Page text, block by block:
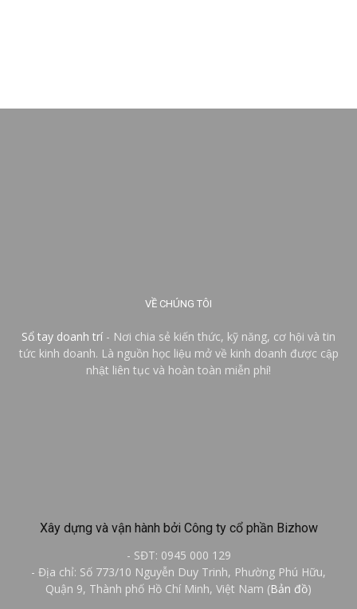
VỀ CHÚNG TÔI
Sổ tay doanh trí - Nơi chia sẻ kiến thức, kỹ năng, cơ hội và tin
tức kinh doanh. Là nguồn học liệu mở về kinh doanh được cập
nhật liên tục và hoàn toàn miễn phí!
Xây dựng và vận hành bởi Công ty cổ phần Bizhow
- SĐT: 0945 000 129
- Địa chỉ: Số 773/10 Nguyễn Duy Trinh, Phường Phú Hữu,
Quận 9, Thành phố Hồ Chí Minh, Việt Nam (Bản đồ)